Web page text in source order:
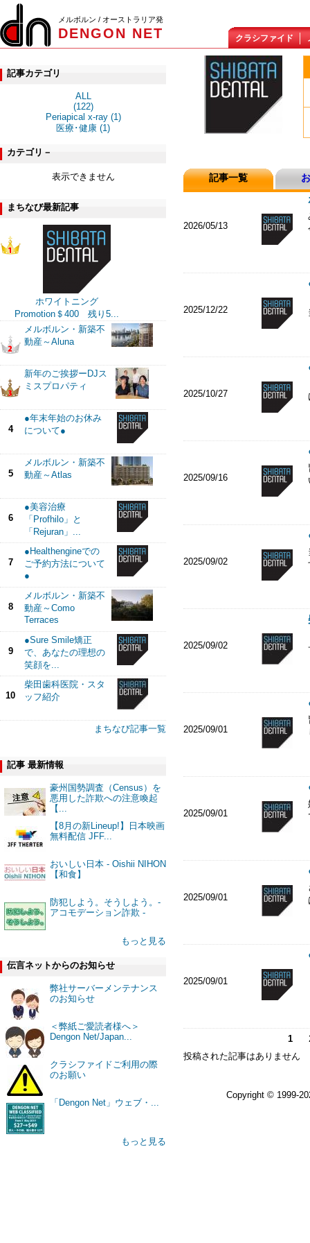
メルボルン / オーストラリア発
DENGON NET クラシファイド
記事カテゴリ
ALL
(122)
Periapical x-ray (1)
医療･健康 (1)
カテゴリ－
表示できません
まちなび最新記事
ホワイトニング
Promotion＄400 残り5...
メルボルン・新築不
動産～Aluna
新年のご挨拶ーDJス
ミスプロパティ
4
●年末年始のお休み
について●
5
メルボルン・新築不
動産～Atlas
6
●美容治療
「Profhilo」と
「Rejuran」...
7
●Healthengineでの
ご予約方法について
●
8
メルボルン・新築不
動産～Como
Terraces
9
●Sure Smile矯正
で、あなたの理想の
笑顔を...
10
柴田歯科医院・スタ
ッフ紹介
まちなび記事一覧
記事 最新情報
豪州国勢調査（Census）を
悪用した詐欺への注意喚起
【...
【8月の新Lineup!】日本映画
無料配信 JFF...
おいしい日本 - Oishii NIHON
【和食】
防犯しよう。そうしよう。-
アコモデーション詐欺 -
もっと見る
伝言ネットからのお知らせ
弊社サーバーメンテナンス
のお知らせ
＜弊紙ご愛読者様へ＞
Dengon Net/Japan...
クラシファイドご利用の際
のお願い
「Dengon Net」ウェブ・...
もっと見る
記事一覧
2026/05/13
2025/12/22
2025/10/27
2025/09/16
2025/09/02
2025/09/02
2025/09/01
2025/09/01
2025/09/01
2025/09/01
1
投稿された記事はありません
Copyright © 1999-